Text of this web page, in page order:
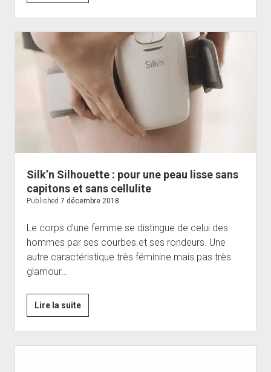
Marin
:
le
complément
la
santé
de
peau
des
os
Silk’n Silhouette : pour une peau lisse sans
capitons et sans cellulite
Published 7 décembre 2018
Le corps d’une femme se distingue de celui des
hommes par ses courbes et ses rondeurs. Une
autre caractéristique très féminine mais pas très
glamour…
Lire la suiteSilk’n
Silhouette
:
pour